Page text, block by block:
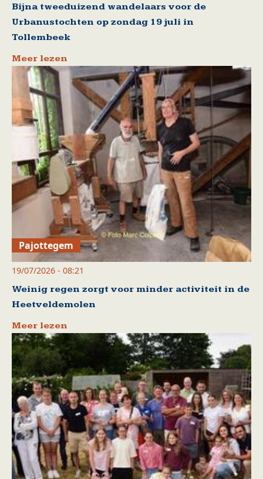
Bijna tweeduizend wandelaars voor de
Urbanustochten op zondag 19 juli in
Tollembeek
Meer lezen
Pajottegem
19/07/2026 - 08:21
Weinig regen zorgt voor minder activiteit in de
Heetveldemolen
Meer lezen